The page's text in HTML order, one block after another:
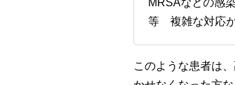
MRSAなどの感
等 複雑な対応
このような患者は